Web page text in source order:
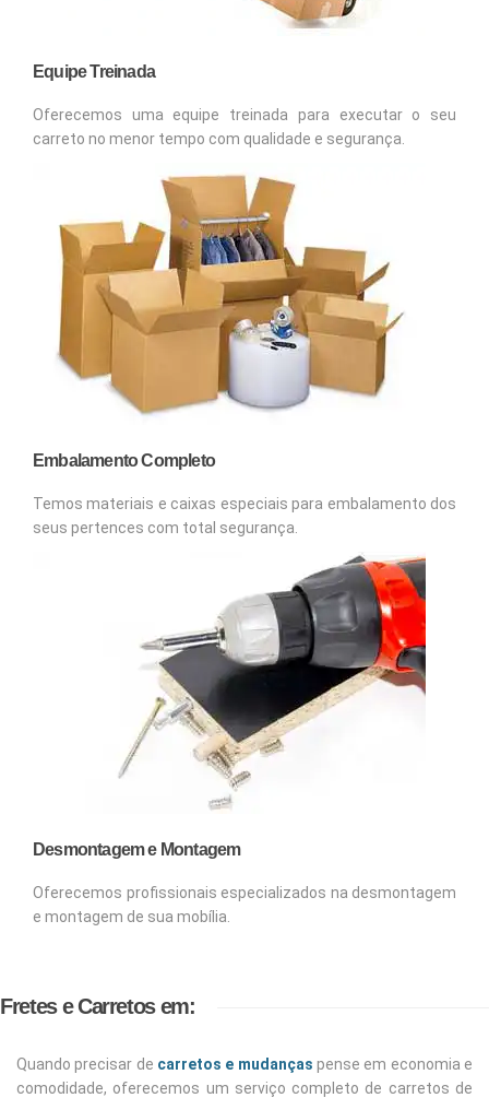
Equipe Treinada
Oferecemos uma equipe treinada para executar o seu
carreto no menor tempo com qualidade e segurança.
Embalamento Completo
Temos materiais e caixas especiais para embalamento dos
seus pertences com total segurança.
Desmontagem e Montagem
Oferecemos profissionais especializados na desmontagem
e montagem de sua mobília.
Fretes e Carretos em:
Quando precisar de carretos e mudanças pense em economia e
comodidade, oferecemos um serviço completo de carretos de